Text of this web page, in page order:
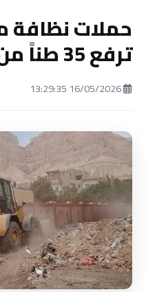
حملات
ترفع 35 طناً من المخلفات